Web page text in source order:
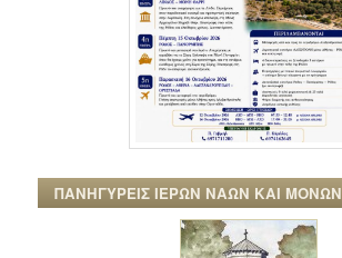
ΠΑΝΗΓΥΡΕΙΣ ΙΕΡΩΝ ΝΑΩΝ ΚΑΙ ΜΟΝΩΝ